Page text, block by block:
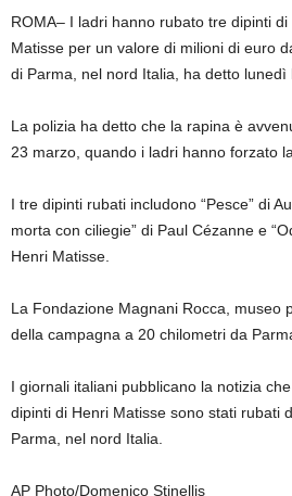
ROMA– I ladri hanno rubato tre dipinti
Matisse per un valore di milioni di euro
di Parma, nel nord Italia, ha detto lunedì
La polizia ha detto che la rapina è
23 marzo, quando i ladri hanno forzato
I tre dipinti rubati includono “Pesce” di
morta con ciliegie” di Paul Cézanne e
Henri Matisse.
La Fondazione Magnani Rocca, museo
della campagna a 20 chilometri da
I giornali italiani pubblicano la notizia
dipinti di Henri Matisse sono stati rubati
Parma, nel nord Italia.
AP Photo/Domenico Stinellis